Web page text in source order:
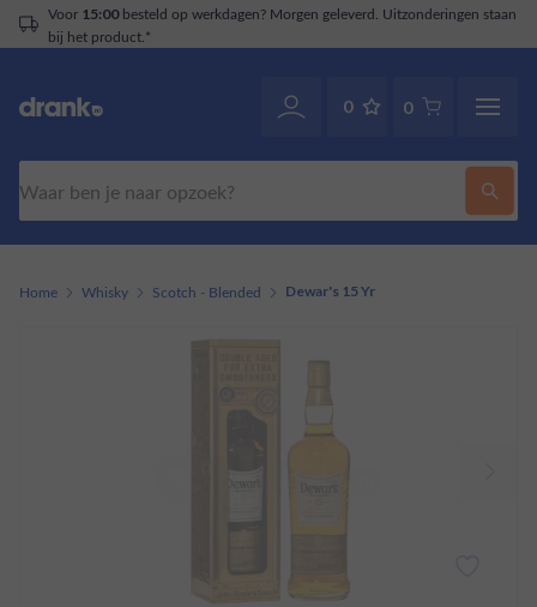
Voor 15:00besteld op werkdagen? Morgen geleverd. Uitzonderingen staan
bij het product.*
0 0
Home Whisky Scotch - Blended Dewar's 15 Yr